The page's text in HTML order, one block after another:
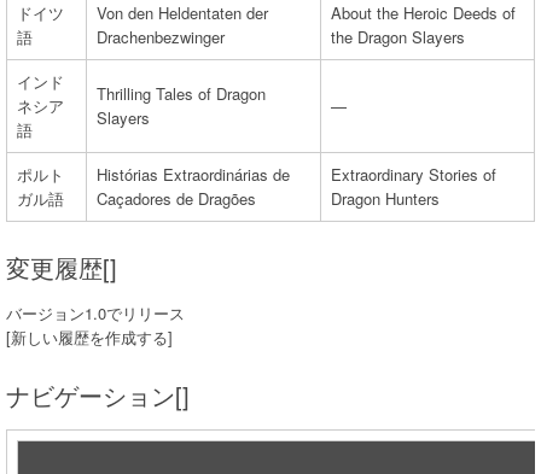
ドイツ
語
Von den Heldentaten der
Drachenbezwinger
About the Heroic Deeds of
the Dragon Slayers
インド
ネシア
語
Thrilling Tales of Dragon
Slayers
—
ポルト
ガル語
Histórias Extraordinárias de
Caçadores de Dragões
Extraordinary Stories of
Dragon Hunters
変更履歴[]
バージョン1.0でリリース
[新しい履歴を作成する]
ナビゲーション[]